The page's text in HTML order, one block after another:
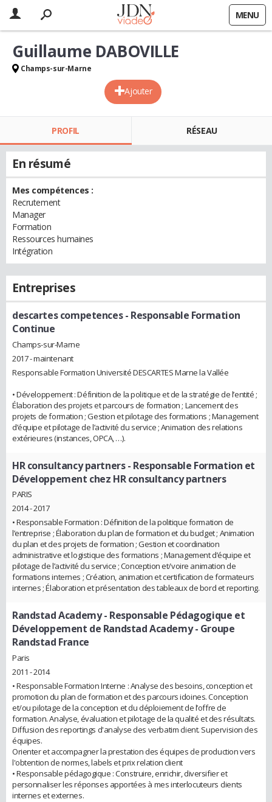
MENU
Ajouter
Guillaume DABOVILLE
Champs-sur-Marne
PROFIL RÉSEAU
En résumé
Mes compétences :
Recrutement
Manager
Formation
Ressources humaines
Intégration
Entreprises
descartes competences- Responsable Formation
Continue
Champs-sur-Marne
2017 - maintenant
Responsable Formation Université DESCARTES Marne la Vallée
• Développement : Définition de la politique et de la stratégie de l’entité ;
Élaboration des projets et parcours de formation ; Lancement des
projets de formation ; Gestion et pilotage des formations ; Management
d’équipe et pilotage de l’activité du service ; Animation des relations
extérieures (instances, OPCA, …).
HR consultancy partners- Responsable Formation et
Développement chez HR consultancy partners
PARIS
2014 - 2017
• Responsable Formation : Définition de la politique formation de
l’entreprise ; Élaboration du plan de formation et du budget ; Animation
du plan et des projets de formation ; Gestion et coordination
administrative et logistique des formations ; Management d’équipe et
pilotage de l’activité du service ; Conception et/voire animation de
formations internes ; Création, animation et certification de formateurs
internes ; Élaboration et présentation des tableaux de bord et reporting.
Randstad Academy- Responsable Pédagogique et
Développement de Randstad Academy - Groupe
Randstad France
Paris
2011 - 2014
• Responsable Formation Interne : Analyse des besoins, conception et
promotion du plan de formation et des parcours idoines. Conception
et/ou pilotage de la conception et du déploiement de l’offre de
formation. Analyse, évaluation et pilotage de la qualité et des résultats.
Diffusion des reportings d'analyse des verbatim client. Supervision des
équipes.
Orienter et accompagner la prestation des équipes de production vers
l'obtention de normes, labels et prix relation client
• Responsable pédagogique : Construire, enrichir, diversifier et
personnaliser les réponses apportées à mes interlocuteurs clients
internes et externes.